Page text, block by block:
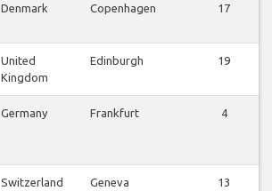
Denmark Copenhagen 17
United
Kingdom
Edinburgh 19
Germany Frankfurt 4
Switzerland Geneva 13